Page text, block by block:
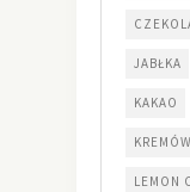
JABŁKA
KAKAO
LEMON